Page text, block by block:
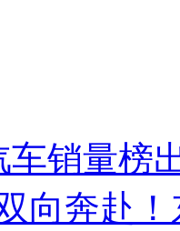
车销量榜
向奔赴